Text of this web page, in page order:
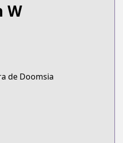
W
de Doomsia